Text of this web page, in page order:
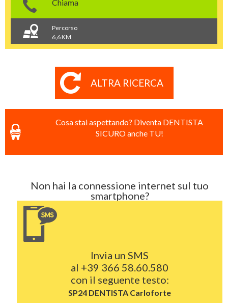
Chiama
Percorso
6,6 KM
ALTRA RICERCA
Cosa stai aspettando? Diventa DENTISTA
SICURO anche TU!
Non hai la connessione internet sul tuo
smartphone?
Invia un SMS
al +39 366 58.60.580
con il seguente testo:
SP24 DENTISTA Carloforte